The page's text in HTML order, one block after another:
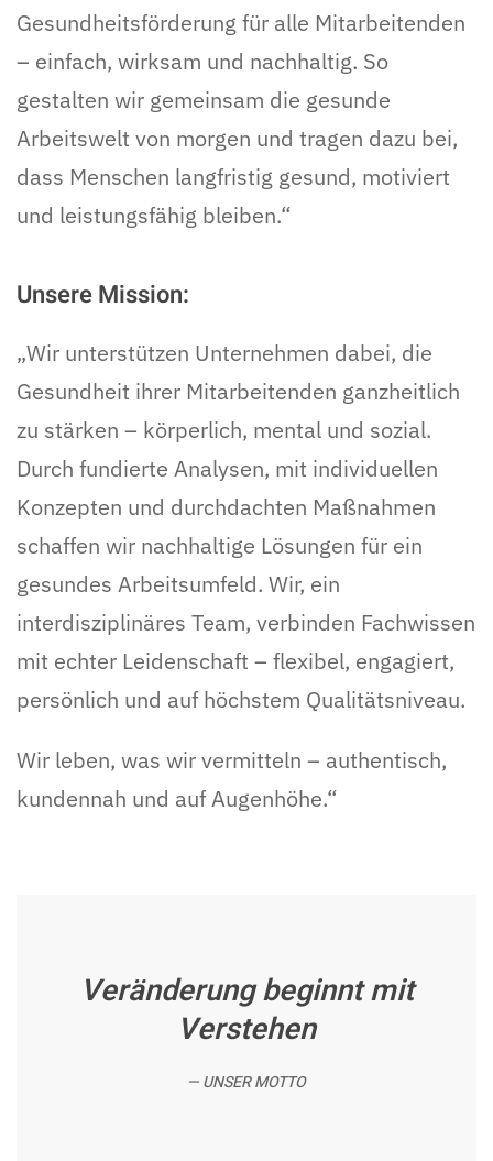
Gesundheitsförderung für alle Mitarbeitenden
– einfach, wirksam und nachhaltig. So
gestalten wir gemeinsam die gesunde
Arbeitswelt von morgen und tragen dazu bei,
dass Menschen langfristig gesund, motiviert
und leistungsfähig bleiben.“
Unsere Mission:
„Wir unterstützen Unternehmen dabei, die
Gesundheit ihrer Mitarbeitenden ganzheitlich
zu stärken – körperlich, mental und sozial.
Durch fundierte Analysen, mit individuellen
Konzepten und durchdachten Maßnahmen
schaffen wir nachhaltige Lösungen für ein
gesundes Arbeitsumfeld. Wir, ein
interdisziplinäres Team, verbinden Fachwissen
mit echter Leidenschaft – flexibel, engagiert,
persönlich und auf höchstem Qualitätsniveau.
Wir leben, was wir vermitteln – authentisch,
kundennah und auf Augenhöhe.“
Veränderung beginnt mit
Verstehen
UNSER MOTTO